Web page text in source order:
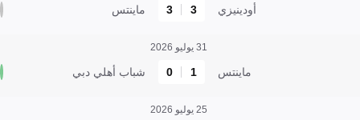
أودينيزي 3
3 ماينتس
31 يوليو 2026
ماينتس 1
0 شباب أهلي دبي
25 يوليو 2026